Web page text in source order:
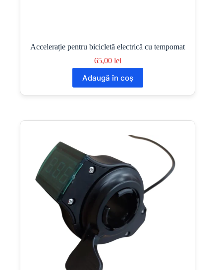
Accelerație pentru bicicletă electrică cu tempomat
65,00 lei
Adaugă în coș